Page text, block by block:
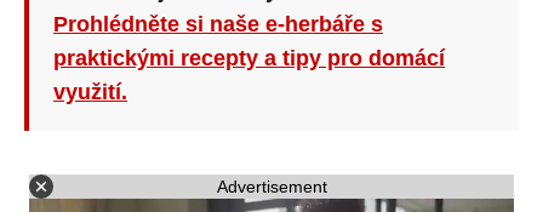
Prohlédněte si naše e-herbáře s
praktickými recepty a tipy pro domácí
využití.
Advertisement